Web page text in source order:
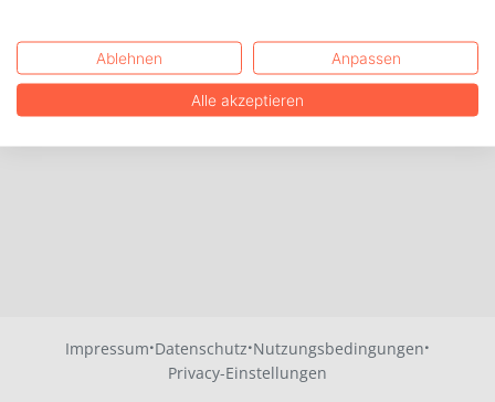
Impressum·Datenschutz·Nutzungsbedingungen·
Privacy-Einstellungen
Ablehnen Anpassen
Alle akzeptieren